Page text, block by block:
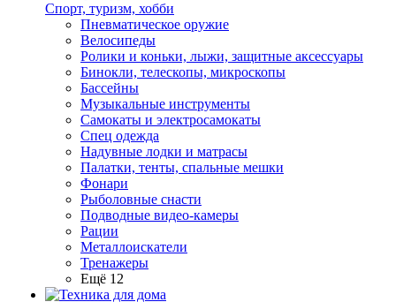
Спорт, туризм, хобби
Пневматическое оружие
Велосипеды
Ролики и коньки, лыжи, защитные аксессуары
Бинокли, телескопы, микроскопы
Бассейны
Музыкальные инструменты
Самокаты и электросамокаты
Спец одежда
Надувные лодки и матрасы
Палатки, тенты, спальные мешки
Фонари
Рыболовные снасти
Подводные видео-камеры
Рации
Металлоискатели
Тренажеры
Ещё 12